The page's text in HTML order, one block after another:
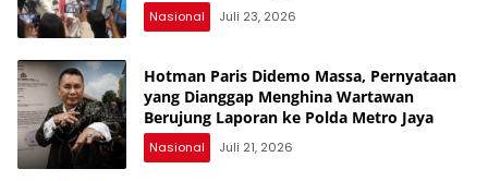
Nasional Juli 23, 2026
Hotman Paris Didemo Massa, Pernyataan
yang Dianggap Menghina Wartawan
Berujung Laporan ke Polda Metro Jaya
Nasional Juli 21, 2026